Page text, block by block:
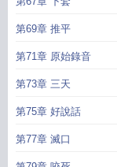
第69章 推平
第71章 原始錄音
第73章 三天
第75章 好說話
第77章 滅口